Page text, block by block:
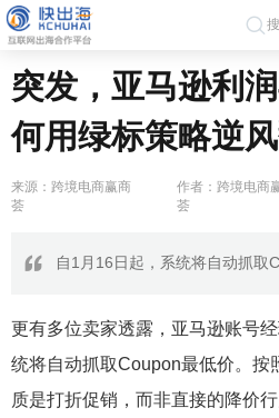
突发，亚马逊利
何用绿标策略逆
来源：跨境电商赢商
荟
作者：跨境电商
荟
自1月16日起，系统将自动抓取
更有多位卖家透露，亚马逊账号
统将自动抓取Coupon最低价。按
质是打折促销，而非直接的降价